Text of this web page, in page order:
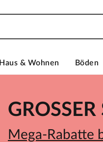
Haus & Wohnen Böden
GROSSER
Mega-Rabatte